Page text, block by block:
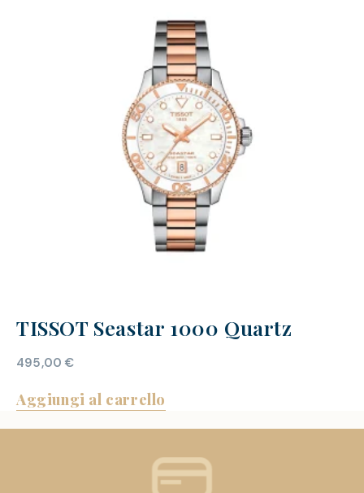
TISSOT Seastar 1000 Quartz
495,00€
Aggiungi al carrello